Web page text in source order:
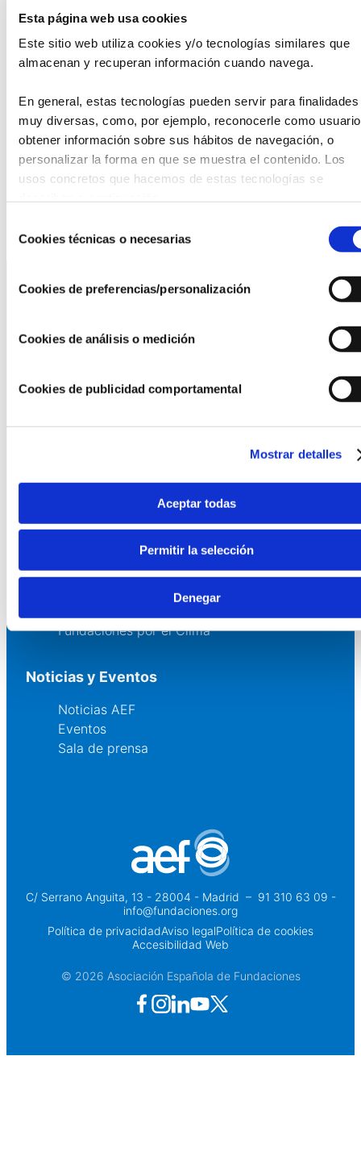
Esta página web usa cookies
Este sitio web utiliza cookies y/o tecnologías similares que
almacenan y recuperan información cuando navega.
En general, estas tecnologías pueden servir para finalidades
muy diversas, como, por ejemplo, reconocerle como
obtener información sobre sus hábitos de navegación, o
personalizar la forma en que se muestra el contenido. Los
usos concretos que hacemos de estas tecnologías se
deCookies técnicas o necesarias
Cookies de preferencias/personalización
Cookies de análisis o medición
Cookies de publicidad comportamental
Mostrar detalles
Aceptar todas
Permitir la selección
Denegar
El aforo es limitado por lo que, si deciden acudir, les
cubiertos. Pueden hacerlo a través del siguiente link o
través de la web dentro de la pestaña noticias-eventos
https://fundacioncincopalabras.org/evento/i-cena-
benefica-a-favor-de-la-fundacion-five-words-
cincopalabras/
Canal ético
Convocatoria de Fundaciones
Fundaciones por el Clima
Noticias y Eventos
Noticias AEF
Eventos
Sala de prensa
C/ Serrano Anguita, 13 - 28004 - Madrid – 91 310 63 09 -
info@fundaciones.org
Política de privacidadAviso legalPolítica de cookies
Accesibilidad Web
© 2026 Asociación Española de Fundaciones